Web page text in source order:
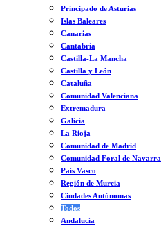
Principado de Asturias
Islas Baleares
Canarias
Cantabria
Castilla-La Mancha
Castilla y León
Cataluña
Comunidad Valenciana
Extremadura
Galicia
La Rioja
Comunidad de Madrid
Comunidad Foral de Navarra
País Vasco
Región de Murcia
Ciudades Autónomas
Todos
Andalucía